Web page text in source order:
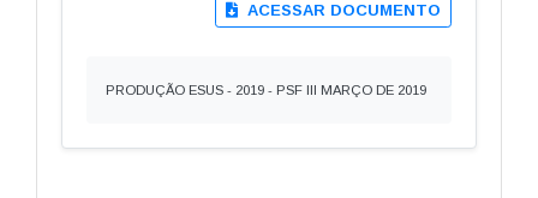
ACESSAR DOCUMENTO
PRODUÇÃO ESUS - 2019 - PSF III MARÇO DE 2019